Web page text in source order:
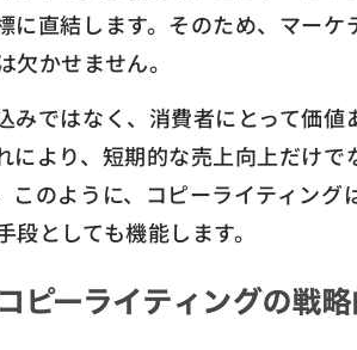
に直結します。そのため、マー
欠かせません。
みではなく、消費者にとって価
により、短期的な売上向上だけ
このように、コピーライティン
としても機能します。